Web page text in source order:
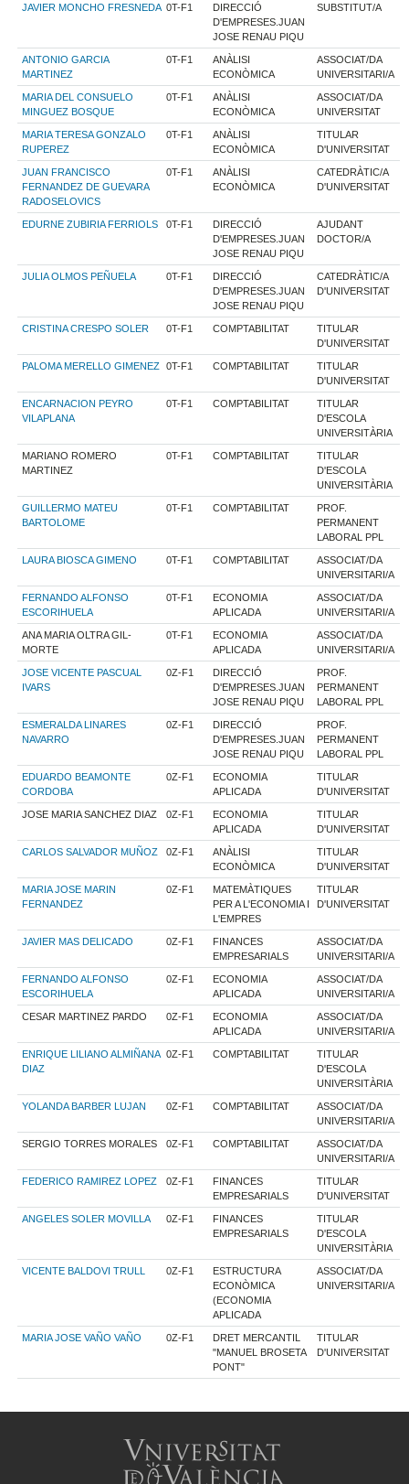
JAVIER MONCHO FRESNEDA 0T-F1
DIRECCIÓ
D'EMPRESES.JUAN
JOSE RENAU PIQU
SUBSTITUT/A
ANTONIO GARCIA
MARTINEZ
0T-F1
ANÀLISI
ECONÒMICA
ASSOCIAT/DA
UNIVERSITARI/A
MARIA DEL CONSUELO
MINGUEZ BOSQUE
0T-F1
ANÀLISI
ECONÒMICA
ASSOCIAT/DA
UNIVERSITAT
MARIA TERESA GONZALO
RUPEREZ
0T-F1
ANÀLISI
ECONÒMICA
TITULAR
D'UNIVERSITAT
JUAN FRANCISCO
FERNANDEZ DE GUEVARA
RADOSELOVICS
0T-F1
ANÀLISI
ECONÒMICA
CATEDRÀTIC/A
D'UNIVERSITAT
EDURNE ZUBIRIA FERRIOLS 0T-F1
DIRECCIÓ
D'EMPRESES.JUAN
JOSE RENAU PIQU
AJUDANT
DOCTOR/A
JULIA OLMOS PEÑUELA 0T-F1
DIRECCIÓ
D'EMPRESES.JUAN
JOSE RENAU PIQU
CATEDRÀTIC/A
D'UNIVERSITAT
CRISTINA CRESPO SOLER 0T-F1 COMPTABILITAT
TITULAR
D'UNIVERSITAT
PALOMA MERELLO GIMENEZ 0T-F1 COMPTABILITAT
TITULAR
D'UNIVERSITAT
ENCARNACION PEYRO
VILAPLANA
0T-F1 COMPTABILITAT
TITULAR
D'ESCOLA
UNIVERSITÀRIA
MARIANO ROMERO
MARTINEZ
0T-F1 COMPTABILITAT
TITULAR
D'ESCOLA
UNIVERSITÀRIA
GUILLERMO MATEU
BARTOLOME
0T-F1 COMPTABILITAT
PROF.
PERMANENT
LABORAL PPL
LAURA BIOSCA GIMENO 0T-F1 COMPTABILITAT
ASSOCIAT/DA
UNIVERSITARI/A
FERNANDO ALFONSO
ESCORIHUELA
0T-F1
ECONOMIA
APLICADA
ASSOCIAT/DA
UNIVERSITARI/A
ANA MARIA OLTRA GIL-
MORTE
0T-F1
ECONOMIA
APLICADA
ASSOCIAT/DA
UNIVERSITARI/A
JOSE VICENTE PASCUAL
IVARS
0Z-F1
DIRECCIÓ
D'EMPRESES.JUAN
JOSE RENAU PIQU
PROF.
PERMANENT
LABORAL PPL
ESMERALDA LINARES
NAVARRO
0Z-F1
DIRECCIÓ
D'EMPRESES.JUAN
JOSE RENAU PIQU
PROF.
PERMANENT
LABORAL PPL
EDUARDO BEAMONTE
CORDOBA
0Z-F1
ECONOMIA
APLICADA
TITULAR
D'UNIVERSITAT
JOSE MARIA SANCHEZ DIAZ 0Z-F1
ECONOMIA
APLICADA
TITULAR
D'UNIVERSITAT
CARLOS SALVADOR MUÑOZ 0Z-F1
ANÀLISI
ECONÒMICA
TITULAR
D'UNIVERSITAT
MARIA JOSE MARIN
FERNANDEZ
0Z-F1
MATEMÀTIQUES
PER A L'ECONOMIA I
L'EMPRES
TITULAR
D'UNIVERSITAT
JAVIER MAS DELICADO 0Z-F1
FINANCES
EMPRESARIALS
ASSOCIAT/DA
UNIVERSITARI/A
FERNANDO ALFONSO
ESCORIHUELA
0Z-F1
ECONOMIA
APLICADA
ASSOCIAT/DA
UNIVERSITARI/A
CESAR MARTINEZ PARDO 0Z-F1
ECONOMIA
APLICADA
ASSOCIAT/DA
UNIVERSITARI/A
ENRIQUE LILIANO ALMIÑANA
DIAZ
0Z-F1 COMPTABILITAT
TITULAR
D'ESCOLA
UNIVERSITÀRIA
YOLANDA BARBER LUJAN 0Z-F1 COMPTABILITAT
ASSOCIAT/DA
UNIVERSITARI/A
SERGIO TORRES MORALES 0Z-F1 COMPTABILITAT
ASSOCIAT/DA
UNIVERSITARI/A
FEDERICO RAMIREZ LOPEZ 0Z-F1
FINANCES
EMPRESARIALS
TITULAR
D'UNIVERSITAT
ANGELES SOLER MOVILLA 0Z-F1
FINANCES
EMPRESARIALS
TITULAR
D'ESCOLA
UNIVERSITÀRIA
VICENTE BALDOVI TRULL 0Z-F1
ESTRUCTURA
ECONÒMICA
(ECONOMIA
APLICADA
ASSOCIAT/DA
UNIVERSITARI/A
MARIA JOSE VAÑO VAÑO 0Z-F1
DRET MERCANTIL
"MANUEL BROSETA
PONT"
TITULAR
D'UNIVERSITAT